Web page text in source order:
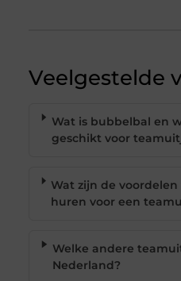
Veelgestelde
Wat is bubbelbal en
geschikt voor
Wat zijn de
huren voor een
Welke andere
Nederland?